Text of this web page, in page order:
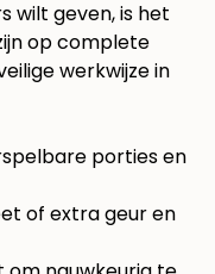
wilt geven, is het
op complete
werkwijze in
porties en
of extra geur en